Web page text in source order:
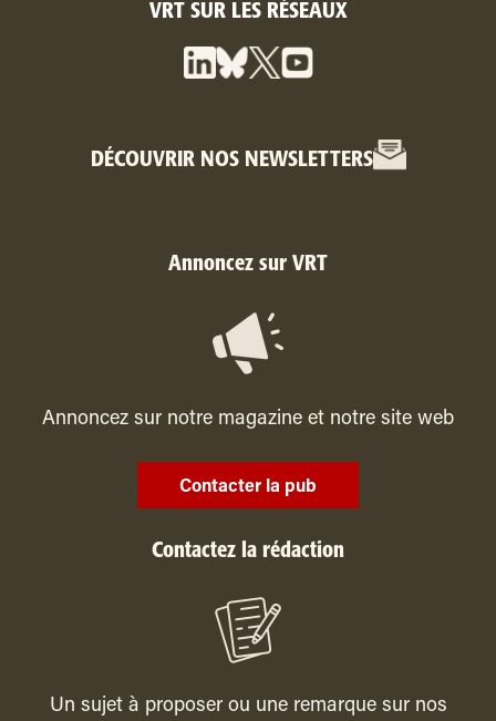
VRT SUR LES RÉSEAUX
DÉCOUVRIR NOS NEWSLETTERS
Annoncez sur VRT
Annoncez sur notre magazine et notre site web
Contacter la pub
Contactez la rédaction
Un sujet à proposer ou une remarque sur nos